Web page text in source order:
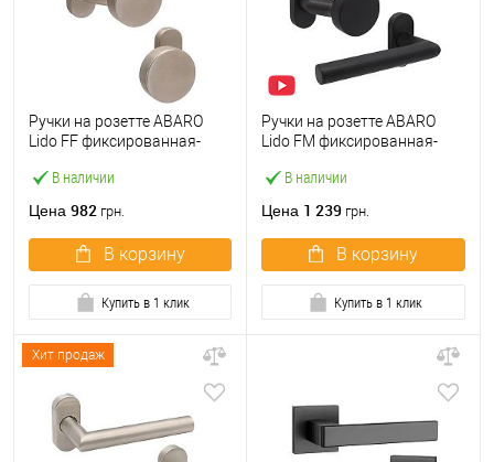
В наличии
Ручки на розетте ABARO
Lido FF фиксированная-
нержавеющая сталь
Цена 982 грн.
В корзину
Купить в 1 клик
В наличии
Ручки на розетте ABARO
Lido FM фиксированная-
Цена 1 239 грн.
В корзину
Купить в 1 клик
Хит продаж